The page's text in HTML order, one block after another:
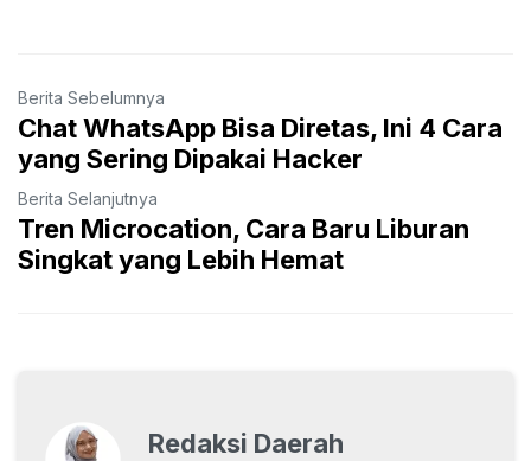
Berita Sebelumnya
Chat WhatsApp Bisa Diretas, Ini 4 Cara
yang Sering Dipakai Hacker
Berita Selanjutnya
Tren Microcation, Cara Baru Liburan
Singkat yang Lebih Hemat
Redaksi Daerah